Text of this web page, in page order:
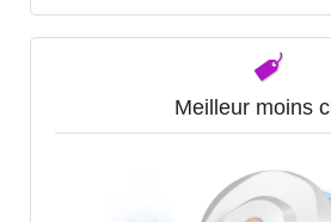
Meilleur moins